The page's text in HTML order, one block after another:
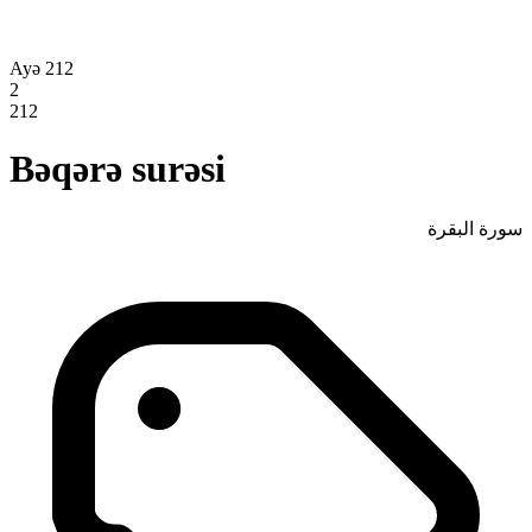
Ayə 212
2
212
Bəqərə surəsi
سورة البقرة